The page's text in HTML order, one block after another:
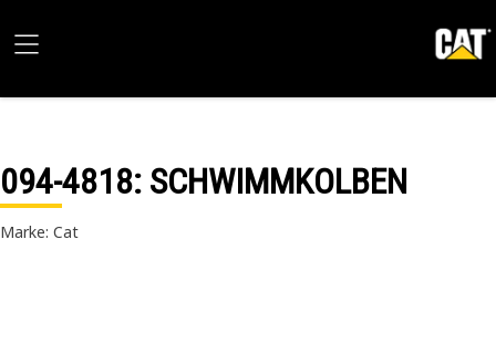
094-4818: SCHWIMMKOLBEN
Marke: Cat